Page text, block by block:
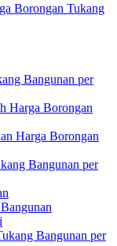
Borongan Tukang
Bangunan per
Harga Borongan
Harga Borongan
Bangunan per
Bangunan per